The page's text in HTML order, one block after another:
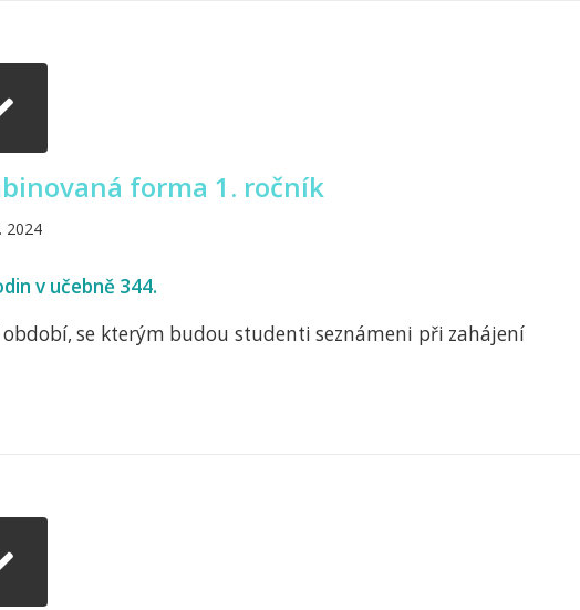
forma 1. ročník
2024
v učebně 344.
se kterým budou studenti seznámeni při zahájení